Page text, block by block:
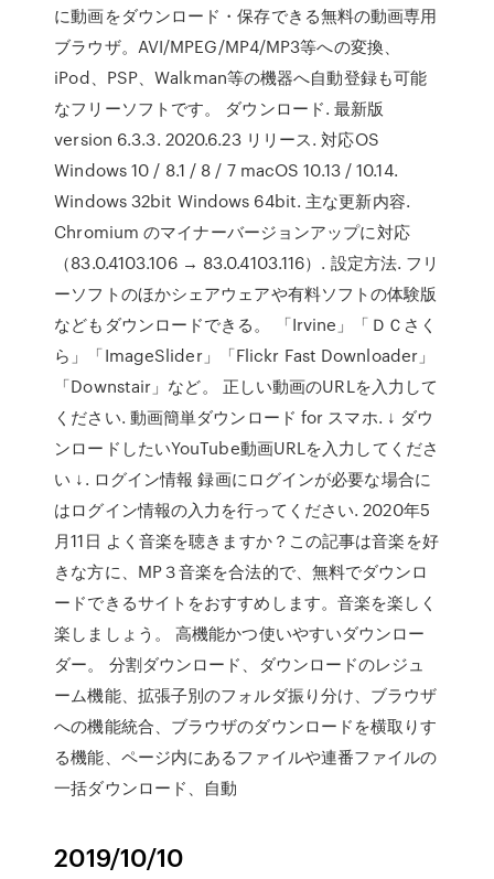
に動画をダウンロード・保存できる無料の動画専用
ブラウザ。AVI/MPEG/MP4/MP3等への変換、
iPod、PSP、Walkman等の機器へ自動登録も可能
なフリーソフトです。 ダウンロード. 最新版
version 6.3.3. 2020.6.23 リリース. 対応OS
Windows 10 / 8.1 / 8 / 7 macOS 10.13 / 10.14.
Windows 32bit Windows 64bit. 主な更新内容.
Chromium のマイナーバージョンアップに対応
（83.0.4103.106 → 83.0.4103.116）. 設定方法. フリ
ーソフトのほかシェアウェアや有料ソフトの体験版
などもダウンロードできる。 「Irvine」「ＤＣさく
ら」「ImageSlider」「Flickr Fast Downloader」
「Downstair」など。 正しい動画のURLを入力して
ください. 動画簡単ダウンロード for スマホ. ↓ ダウ
ンロードしたいYouTube動画URLを入力してくださ
い ↓. ログイン情報 録画にログインが必要な場合に
はログイン情報の入力を行ってください. 2020年5
月11日 よく音楽を聴きますか？この記事は音楽を好
きな方に、MP３音楽を合法的で、無料でダウンロ
ードできるサイトをおすすめします。音楽を楽しく
楽しましょう。 高機能かつ使いやすいダウンロー
ダー。 分割ダウンロード、ダウンロードのレジュ
ーム機能、拡張子別のフォルダ振り分け、ブラウザ
への機能統合、ブラウザのダウンロードを横取りす
る機能、ページ内にあるファイルや連番ファイルの
一括ダウンロード、自動
2019/10/10